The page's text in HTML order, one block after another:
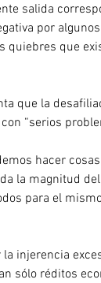
salida
por
quiebres que
que la
“serios
hacer
la magnitud
para el
injerencia
sólo réditos